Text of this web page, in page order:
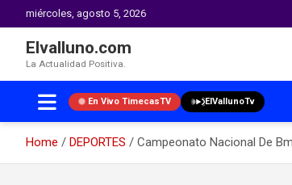
miércoles, agosto 5, 2026
Elvalluno.com
La Actualidad Positiva.
En Vivo TimecasTV ElVallunoTv
Home DEPORTES
Campeonato Nacional De